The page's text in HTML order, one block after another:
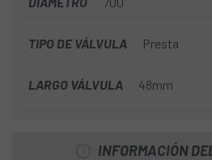
TIPO DE VÁLVULA Presta
LARGO VÁLVULA 48mm
INFORMACIÓN